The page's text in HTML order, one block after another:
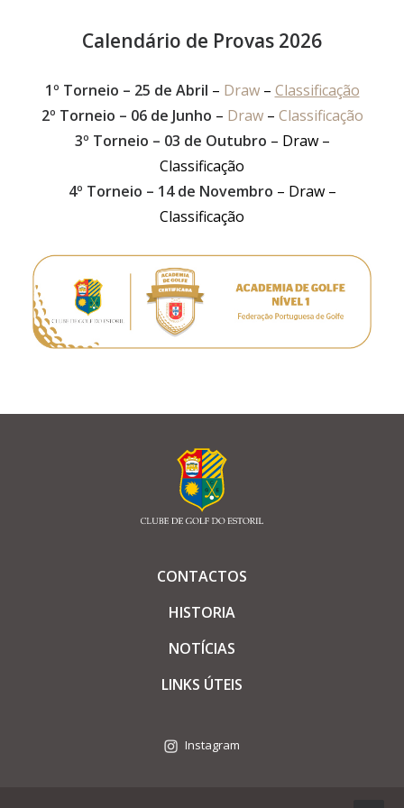
Calendário de Provas 2026
1º Torneio – 25 de Abril – Draw– Classificação
2º Torneio – 06 de Junho – Draw– Classificação
3º Torneio – 03 de Outubro – Draw –
Classificação
4º Torneio – 14 de Novembro – Draw –
Classificação
CONTACTOS
HISTORIA
NOTÍCIAS
LINKS ÚTEIS
Instagram